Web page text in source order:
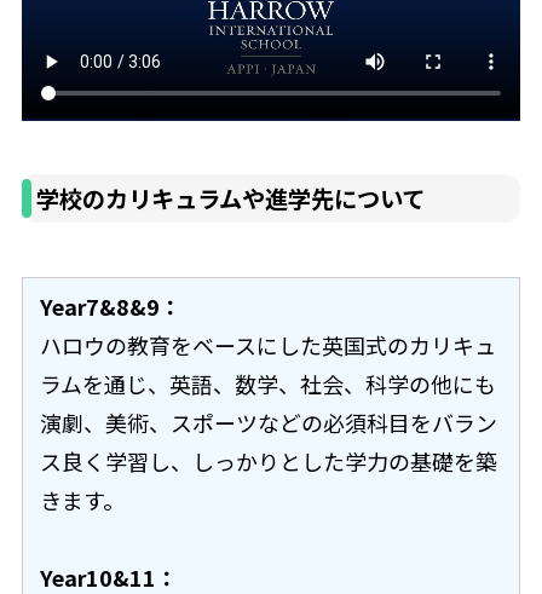
学校のカリキュラムや進学先について
Year7&8&9：
ハロウの教育をベースにした英国式のカリキュ
ラムを通じ、英語、数学、社会、科学の他にも
演劇、美術、スポーツなどの必須科目をバラン
ス良く学習し、しっかりとした学力の基礎を築
きます。
Year10&11：